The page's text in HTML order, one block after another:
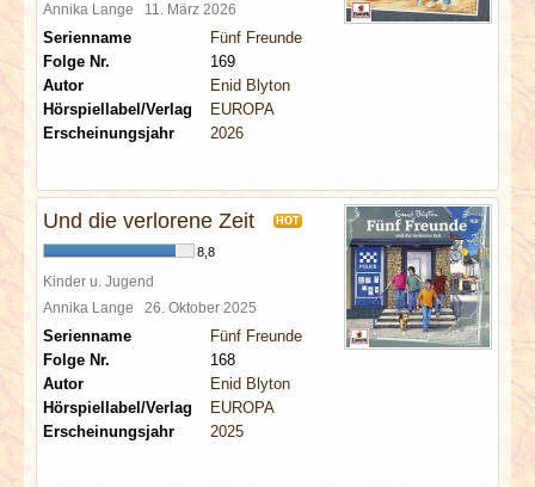
Annika Lange 11. März 2026
Serienname
Fünf Freunde
Folge Nr.
169
Autor
Enid Blyton
Hörspiellabel/Verlag
EUROPA
Erscheinungsjahr
2026
Und die verlorene Zeit HOT
8,8
Kinder u. Jugend
Annika Lange 26. Oktober 2025
Serienname
Fünf Freunde
Folge Nr.
168
Autor
Enid Blyton
Hörspiellabel/Verlag
EUROPA
Erscheinungsjahr
2025